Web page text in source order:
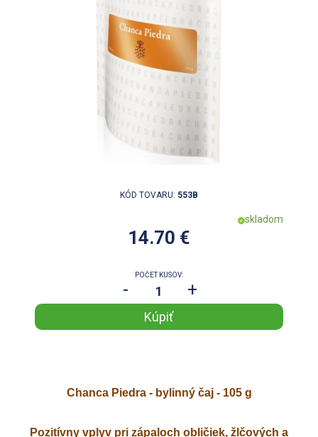
KÓD TOVARU: 553B
skladom
14.70 €
POČET KUSOV:
- +
Chanca Piedra - bylinný čaj - 105 g
Pozitívny vplyv pri zápaloch obličiek, žlčových a